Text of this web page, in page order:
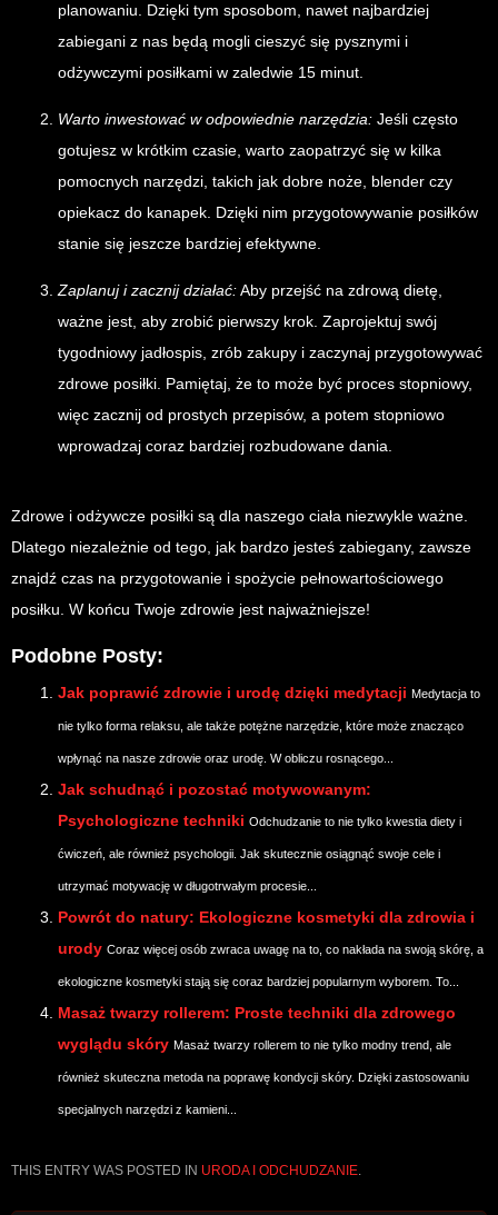
planowaniu. Dzięki tym sposobom, nawet najbardziej
zabiegani z nas będą mogli cieszyć się pysznymi i
odżywczymi posiłkami w zaledwie 15 minut.
Warto inwestować w odpowiednie narzędzia: Jeśli często
gotujesz w krótkim czasie, warto zaopatrzyć się w kilka
pomocnych narzędzi, takich jak dobre noże, blender czy
opiekacz do kanapek. Dzięki nim przygotowywanie posiłków
stanie się jeszcze bardziej efektywne.
Zaplanuj i zacznij działać:Aby przejść na zdrową dietę,
ważne jest, aby zrobić pierwszy krok. Zaprojektuj swój
tygodniowy jadłospis, zrób zakupy i zaczynaj przygotowywać
zdrowe posiłki. Pamiętaj, że to może być proces stopniowy,
więc zacznij od prostych przepisów, a potem stopniowo
wprowadzaj coraz bardziej rozbudowane dania.
Zdrowe i odżywcze posiłki są dla naszego ciała niezwykle ważne.
Dlatego niezależnie od tego, jak bardzo jesteś zabiegany, zawsze
znajdź czas na przygotowanie i spożycie pełnowartościowego
posiłku. W końcu Twoje zdrowie jest najważniejsze!
Podobne Posty:
Jak poprawić zdrowie i urodę dzięki medytacji Medytacja to
nie tylko forma relaksu, ale także potężne narzędzie, które może znacząco
wpłynąć na nasze zdrowie oraz urodę. W obliczu rosnącego...
Jak schudnąć i pozostać motywowanym:
Psychologiczne techniki Odchudzanie to nie tylko kwestia diety i
ćwiczeń, ale również psychologii. Jak skutecznie osiągnąć swoje cele i
utrzymać motywację w długotrwałym procesie...
Powrót do natury: Ekologiczne kosmetyki dla zdrowia i
urody Coraz więcej osób zwraca uwagę na to, co nakłada na swoją skórę, a
ekologiczne kosmetyki stają się coraz bardziej popularnym wyborem. To...
Masaż twarzy rollerem: Proste techniki dla zdrowego
wyglądu skóry Masaż twarzy rollerem to nie tylko modny trend, ale
również skuteczna metoda na poprawę kondycji skóry. Dzięki zastosowaniu
specjalnych narzędzi z kamieni...
THIS ENTRY WAS POSTED IN URODA I ODCHUDZANIE.